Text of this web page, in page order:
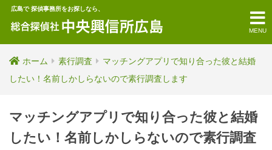
MENU
広島で 探偵事務所をお探しなら、
ホーム 素行調査
マッチングアプリで知り合った彼と結婚
したい！名前しかしらないので素行調査します
マッチングアプリで知り合った彼と結婚
したい！名前しかしらないので素行調査